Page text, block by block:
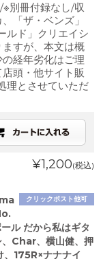
※別冊付録なし/収
「ザ・ベンズ」
ルド」クリエイシ
すが、本文は概
経年劣化はご理
頭・他サイト販
理とさせていただ
¥1,200(税込)
クリックポスト他可
ル だから私はギタ
、Char、横山健、押
、175R×ナナナイ